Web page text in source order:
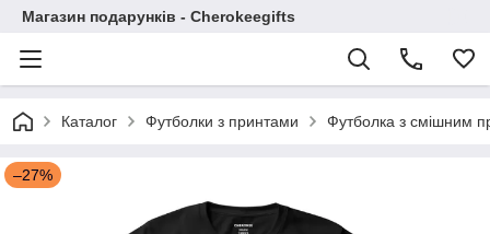
Магазин подарунків - Cherokeegifts
Каталог Футболки з принтами Футболка з смішним
–27%